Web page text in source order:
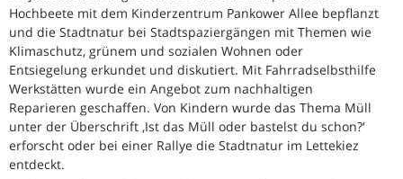
Hochbeete mit dem Kinderzentrum Pankower Allee bepflanzt
und die Stadtnatur bei Stadtspaziergängen mit Themen wie
Klimaschutz, grünem und sozialen Wohnen oder
Entsiegelung erkundet und diskutiert. Mit Fahrradselbsthilfe
Werkstätten wurde ein Angebot zum nachhaltigen
Reparieren geschaffen. Von Kindern wurde das Thema Müll
unter der Überschrift ‚Ist das Müll oder bastelst du schon?‘
erforscht oder bei einer Rallye die Stadtnatur im Lettekiez
entdeckt.